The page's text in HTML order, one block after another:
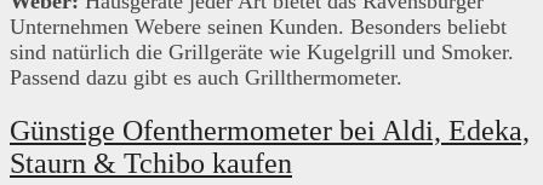
Unternehmen Webere seinen Kunden. Besonders beliebt
sind natürlich die Grillgeräte wie Kugelgrill und Smoker.
Passend dazu gibt es auch Grillthermometer.
Günstige Ofenthermometer bei Aldi, Edeka,
Staurn & Tchibo kaufen